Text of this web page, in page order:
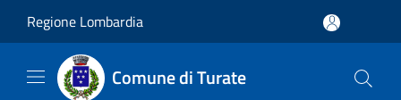
Regione Lombardia
Comune di Turate